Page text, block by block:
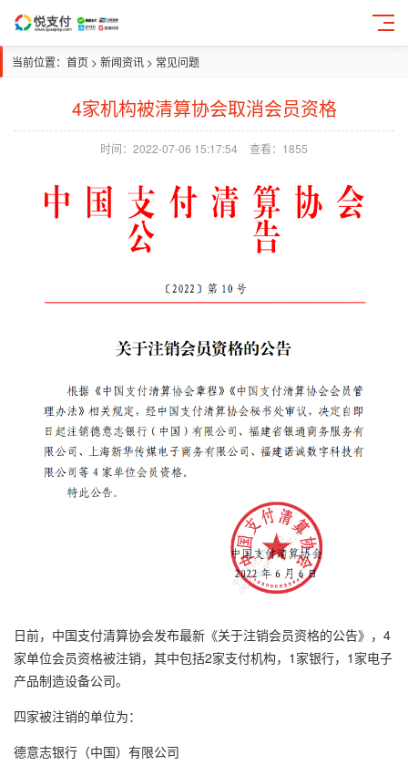
当前位置： 首页 > 新闻资讯 > 常见问题
4家机构被清算协会取消会员资格
时间：2022-07-06 15:17:54 查看：1855
日前，中国支付清算协会发布最新《关于注销会员资格的公告》，4
家单位会员资格被注销，其中包括2家支付机构，1家银行，1家电子
产品制造设备公司。
四家被注销的单位为：
德意志银行（中国）有限公司